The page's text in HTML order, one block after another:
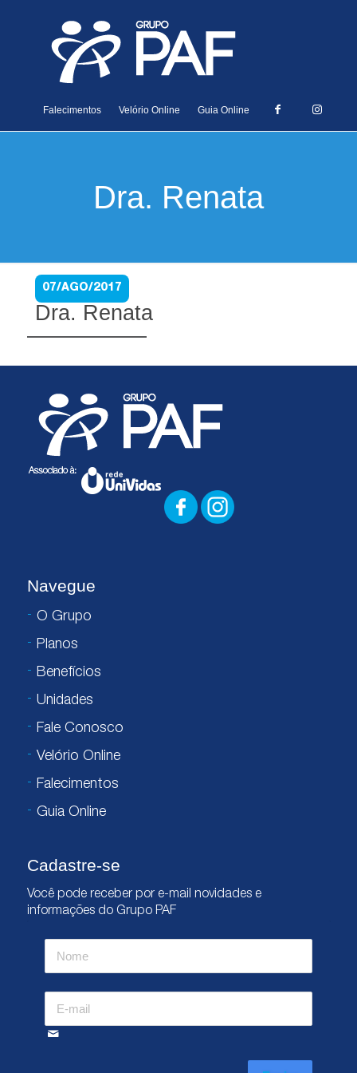
Falecimentos Velório Online Guia Online
Dra. Renata
07/AGO/2017
Dra. Renata
Navegue
O Grupo
Planos
Benefícios
Unidades
Fale Conosco
Velório Online
Falecimentos
Guia Online
Cadastre-se
Você pode receber por e-mail novidades e
informações do Grupo PAF